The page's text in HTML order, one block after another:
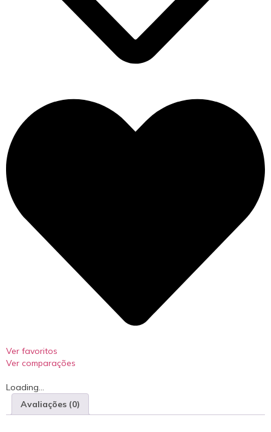
Ver favoritos
Ver comparações
Loading...
Avaliações (0)